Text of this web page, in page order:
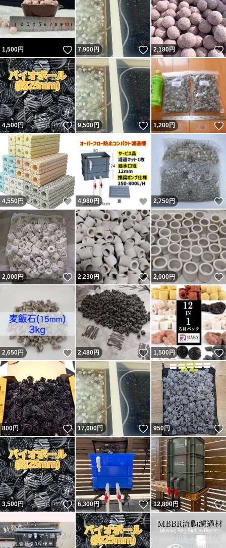
1,500円 いいね！
7,900円 いいね！
2,180円
4,500円 いいね！
9,500円 いいね！
1,200円
4,550円 いいね！
4,980円 いいね！
2,750円
2,000円 いいね！
2,230円 いいね！
2,000円
2,650円 いいね！
2,480円 いいね！
1,500円
800円 いいね！
17,000円 いいね！
950円
3,500円 いいね！
6,300円 いいね！
12,800円